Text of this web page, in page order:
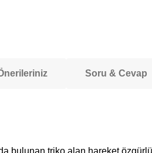
Soru & Cevap
bulunan triko alan hareket